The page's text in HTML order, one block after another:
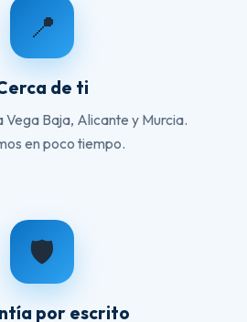
📍
de ti
Vega Baja, Alicante y Murcia.
en poco tiempo.
🛡️
por escrito